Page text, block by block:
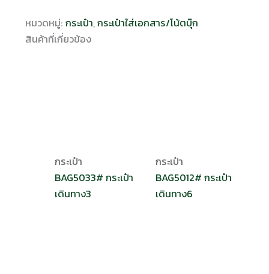
หมวดหมู่: กระเป๋า,กระเป๋าใส่เอกสาร/โน้ตบุ๊ก
สินค้าที่เกี่ยวข้อง
กระเป๋า
BAG5033# กระเป๋า
เดินทาง3
กระเป๋า
BAG5012# กระเป๋า
เดินทาง6